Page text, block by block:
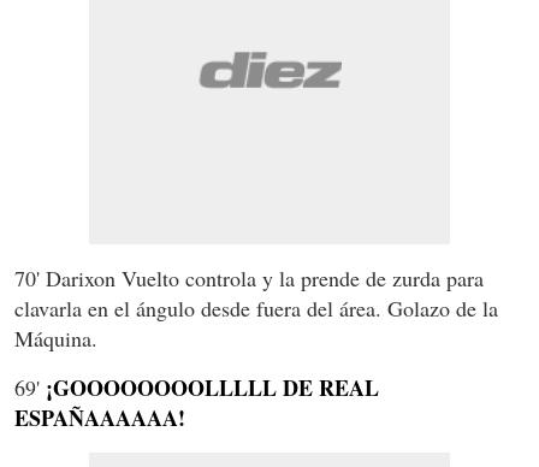
70' Darixon Vuelto controla y la prende de zurda para
clavarla en el ángulo desde fuera del área. Golazo de la
Máquina.
69' ¡GOOOOOOOOLLLLL DE REAL
ESPAÑAAAAAA!